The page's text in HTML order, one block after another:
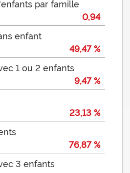
par famille
0,94
enfant
49,47 %
1 ou 2 enfants
9,47 %
23,13 %
76,87 %
3 enfants